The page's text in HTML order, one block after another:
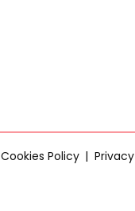
Cookies Policy